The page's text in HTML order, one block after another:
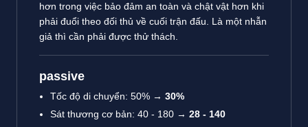
hơn trong việc bảo đảm an toàn và chật vật hơn khi
phải đuổi theo đối thủ về cuối trận đấu. Là một nhẫn
giả thì cần phải được thử thách.
passive
Tốc độ di chuyển: 50% → 30%
Sát thương cơ bản: 40 - 180 → 28 - 140